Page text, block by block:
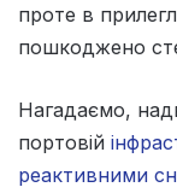
проте в
пошкоджено
Нагадаємо,
портовій
реактивними